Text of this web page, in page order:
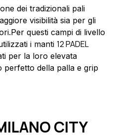
dei tradizionali pali
visibilità sia per gli
questi campi di livello
i manti 12 PADEL
per la loro elevata
perfetto della palla e grip
CITY